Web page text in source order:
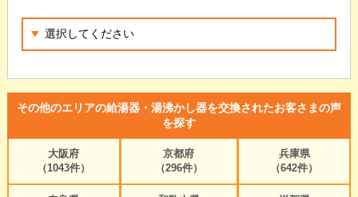
その他のエリアの給湯器・湯沸かし器を交換されたお客さまの声
を探す
大阪府
（1043件）
京都府
（296件）
兵庫県
（642件）